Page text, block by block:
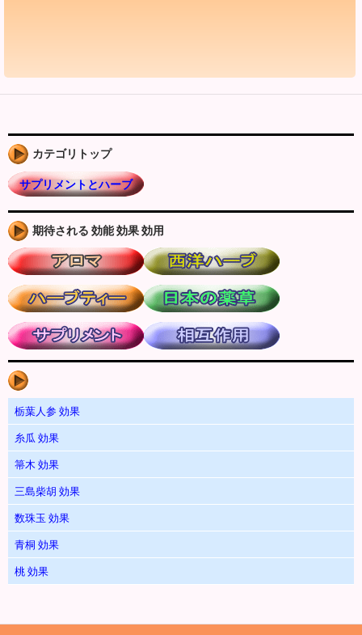
カテゴリトップ
サプリメントとハーブ
期待される 効能 効果 効用
栃葉人参 効果
糸瓜 効果
箒木 効果
三島柴胡 効果
数珠玉 効果
青桐 効果
桃 効果